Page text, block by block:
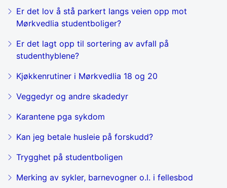
Er det lov å stå parkert langs veien opp mot
Mørkvedlia studentboliger?
Er det lagt opp til sortering av avfall på
studenthyblene?
Kjøkkenrutiner i Mørkvedlia 18 og 20
Veggedyr og andre skadedyr
Karantene pga sykdom
Kan jeg betale husleie på forskudd?
Trygghet på studentboligen
Merking av sykler, barnevogner o.l. i fellesbod